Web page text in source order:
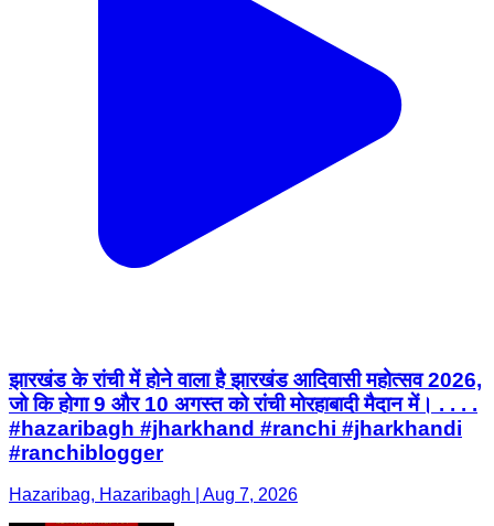
झारखंड के रांची में होने वाला है झारखंड आदिवासी महोत्सव 2026,
जो कि होगा 9 और 10 अगस्त को रांची मोरहाबादी मैदान में। . . . .
#hazaribagh #jharkhand #ranchi #jharkhandi
#ranchiblogger
Hazaribag, Hazaribagh | Aug 7, 2026